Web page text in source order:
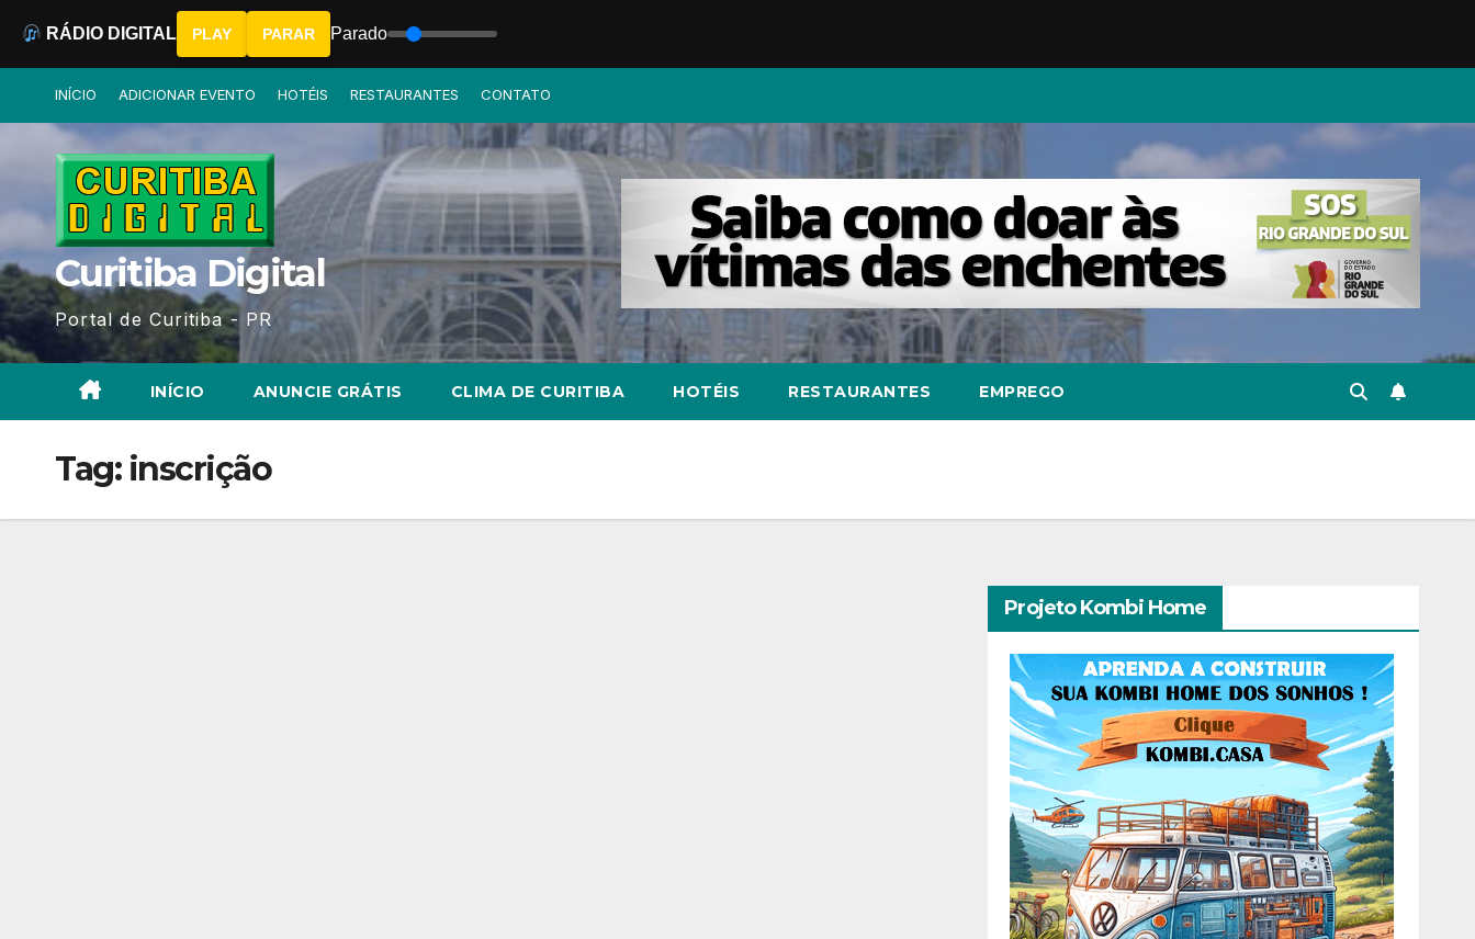
INÍCIO ADICIONAR EVENTO HOTÉIS RESTAURANTES CONTATO
Curitiba Digital
Portal de Curitiba - PR
INÍCIO ANUNCIE GRÁTIS CLIMA DE CURITIBA HOTÉIS RESTAURANTES EMPREGO
Tag: inscrição
Projeto Kombi Home
RÁDIO DIGITAL PLAY PARAR Parado